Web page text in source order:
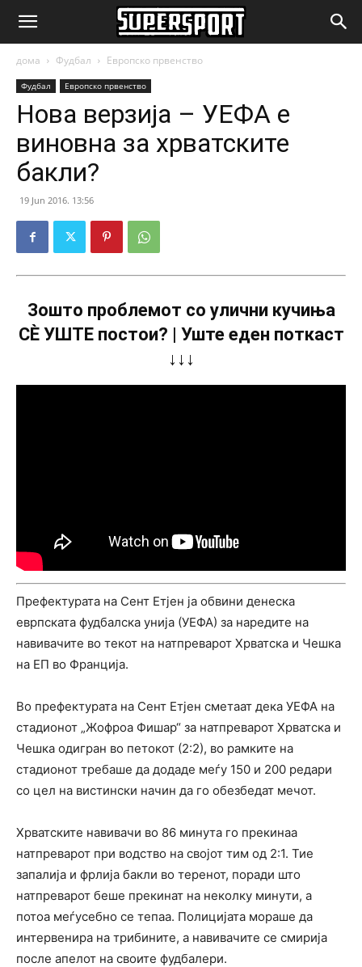
SuperSport.mk
дома Фудбал Европско првенство
Фудбал Европско првенство
Нова верзија – УЕФА е
виновна за хрватските
бакли?
19 Jun 2016. 13:56
Зошто проблемот со улични кучиња
СÈ УШТЕ постои? | Уште еден поткаст
↓↓↓
Префектурата на Сент Етјен ја обвини денеска
еврпската фудбалска унија (УЕФА) за наредите на
навивачите во текот на натпреварот Хрватска и Чешка
на ЕП во Франција.
Во префектурата на Сент Етјен сметаат дека УЕФА на
стадионот „Жофроа Фишар“ за натпреварот Хрватска и
Чешка одигран во петокот (2:2), во рамките на
стадионот требаше да додаде меѓу 150 и 200 редари
со цел на вистински начин да го обезбедат мечот.
Хрватските навивачи во 86 минута го прекинаа
натпреварот при водство на својот тим од 2:1. Тие
запалија и фрлија бакли во теренот, поради што
натпреварот беше прекинат на неколку минути, а
потоа меѓусебно се тепаа. Полицијата мораше да
интервенира на трибините, а навивачите се смирија
после апелот на своите фудбалери.